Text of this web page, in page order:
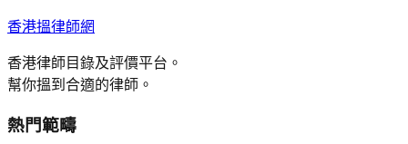
香港搵律師網
香港律師目錄及評價平台。
幫你搵到合適的律師。
熱門範疇